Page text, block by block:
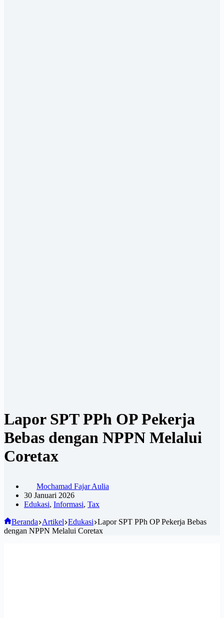
Lapor SPT PPh OP Pekerja
Bebas dengan NPPN Melalui
Coretax
Mochamad Fajar Aulia
30 Januari 2026
Edukasi, Informasi, Tax
Beranda Artikel Edukasi Lapor SPT PPh OP Pekerja Bebas
dengan NPPN Melalui Coretax